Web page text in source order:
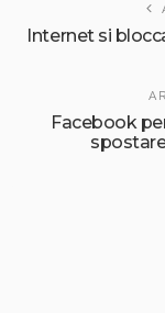
Internet si
Facebook